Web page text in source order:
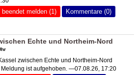
melden (1) Kommentare (0)
Echte und Northeim-Nord
zwischen Echte und Northeim-Nord
ist aufgehoben. —07.08.26, 17:20